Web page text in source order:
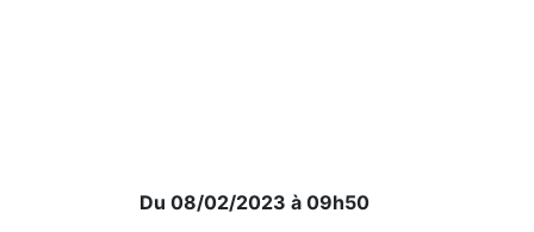
Du 08/02/2023 à 09h50